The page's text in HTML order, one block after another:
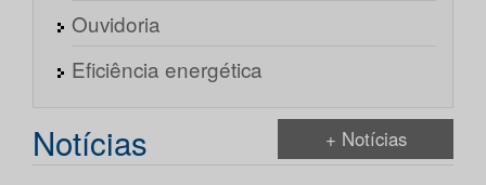
Ouvidoria
Eficiência energética
Notícias + Notícias